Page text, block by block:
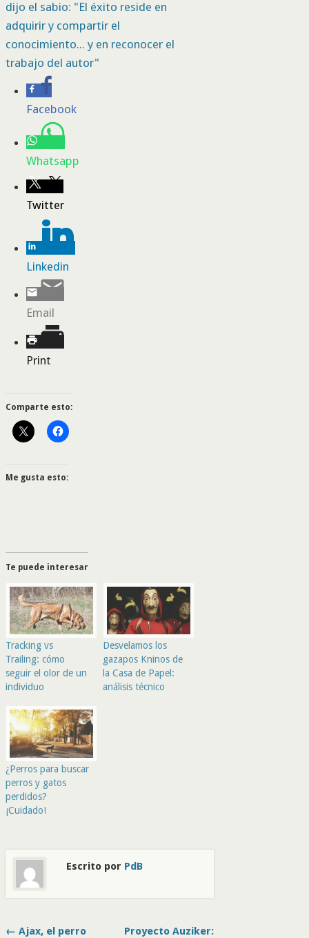
dijo el sabio: "El éxito reside en
adquirir y compartir el
conocimiento... y en reconocer el
trabajo del autor"
Facebook
Whatsapp
Twitter
Linkedin
Email
Print
Comparte esto:
Me gusta esto:
Te puede interesar
Tracking vs
Trailing: cómo
seguir el olor de un
individuo
Desvelamos los
gazapos Kninos de
la Casa de Papel:
análisis técnico
¿Perros para buscar
perros y gatos
perdidos?
¡Cuidado!
Escrito por PdB
← Ajax, el perro
Proyecto Auziker: